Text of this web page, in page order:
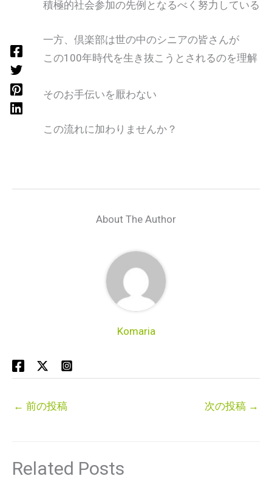
積極的社会参加の先例となるべく努力している
一方、倶楽部は世の中のシニアの皆さんが
この100年時代を生き抜こうとされるのを理解
し
そのお手伝いを厭わない
この流れに加わりませんか？
About The Author
Komaria
← 前の投稿 次の投稿 →
Related Posts